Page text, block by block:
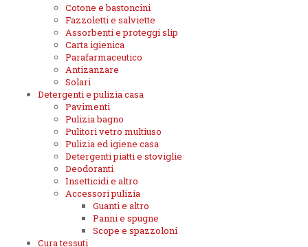
Cotone e bastoncini
Fazzoletti e salviette
Assorbenti e proteggi slip
Carta igienica
Parafarmaceutico
Antizanzare
Solari
Detergenti e pulizia casa
Pavimenti
Pulizia bagno
Pulitori vetro multiuso
Pulizia ed igiene casa
Detergenti piatti e stoviglie
Deodoranti
Insetticidi e altro
Accessori pulizia
Guanti e altro
Panni e spugne
Scope e spazzoloni
Cura tessuti